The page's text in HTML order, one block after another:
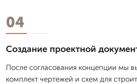
04
Создание проектной
После согласования концепции мы
комплект чертежей и схем для